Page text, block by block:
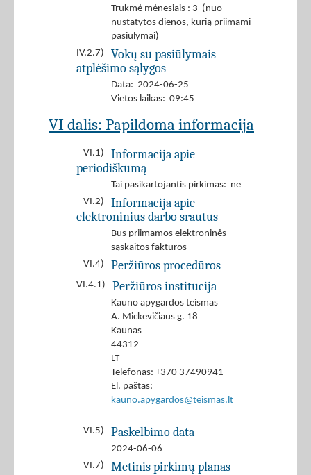
Trukmė mėnesiais : 3 (nuo
nustatytos dienos, kurią priimami
pasiūlymai)
IV.2.7)
Vokų su pasiūlymais
atplėšimo sąlygos
Data: 2024-06-25
Vietos laikas: 09:45
VI dalis: Papildoma informacija
VI.1)
Informacija apie
periodiškumą
Tai pasikartojantis pirkimas: ne
VI.2)
Informacija apie
elektroninius darbo srautus
Bus priimamos elektroninės
sąskaitos faktūros
VI.4)
Peržiūros procedūros
VI.4.1) Peržiūros institucija
Kauno apygardos teismas
A. Mickevičiaus g. 18
Kaunas
44312
LT
Telefonas: +370 37490941
El. paštas:
kauno.apygardos@teismas.lt
VI.5) Paskelbimo data
2024-06-06
VI.7)
Metinis pirkimų planas